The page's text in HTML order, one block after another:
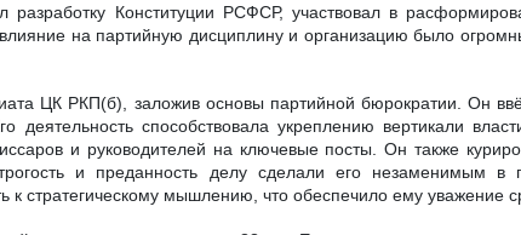
Конституции РСФСР, участвовал в
на партийную дисциплину и организацию было
ЦК РКП(б), заложив основы партийной бюрократии. Он
способствовала укреплению вертикали
и руководителей на ключевые посты. Он также
и преданность делу сделали его незаменимым в
к стратегическому мышлению, что обеспечило ему уважение